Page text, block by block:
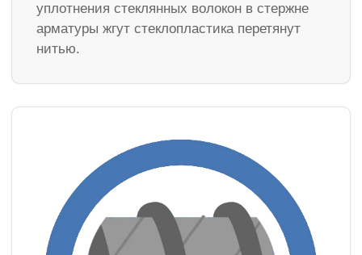
уплотнения стеклянных волокон в стержне
арматуры жгут стеклопластика перетянут
нитью.